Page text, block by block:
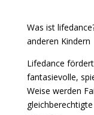
Was ist
anderen Kindern
Lifedance
fantasievolle,
Weise werden